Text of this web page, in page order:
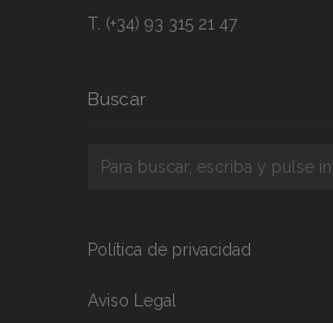
T. (+34) 93 315 21 47
Buscar
Política de privacidad
Aviso Legal